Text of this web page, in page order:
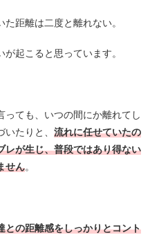
距離は二度と離れない。
起こると思っています。
っても、いつの間にか離れてし
たりと、 流れに任せていたの
レが生じ、普段ではあり得ない
せん。
との距離感をしっかりとコント